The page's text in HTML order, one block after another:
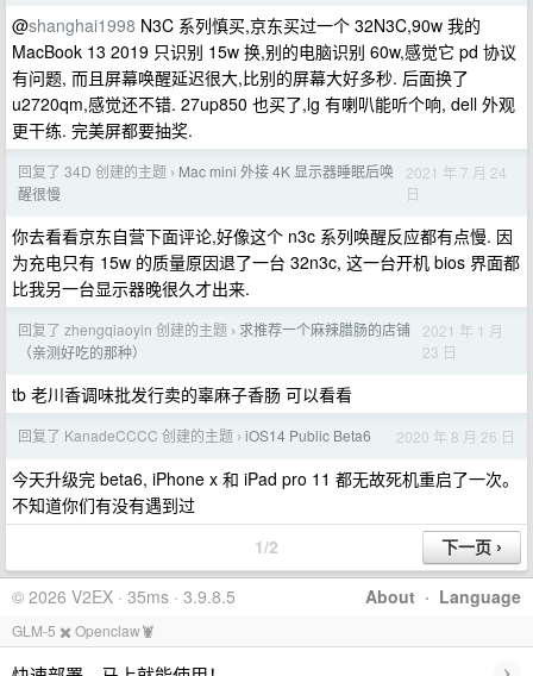
@shanghai1998 N3C 系列慎买,京东买过一个 32N3C,90w 我的
MacBook 13 2019 只识别 15w 换,别的电脑识别 60w,感觉它 pd 协议
有问题, 而且屏幕唤醒延迟很大,比别的屏幕大好多秒. 后面换了
u2720qm,感觉还不错. 27up850 也买了,lg 有喇叭能听个响, dell 外观
更干练. 完美屏都要抽奖.
回复了 34D 创建的主题 › Mac mini 外接 4K 显示器睡眠后唤
醒很慢
2021 年 7 月 24
日
你去看看京东自营下面评论,好像这个 n3c 系列唤醒反应都有点慢. 因
为充电只有 15w 的质量原因退了一台 32n3c, 这一台开机 bios 界面都
比我另一台显示器晚很久才出来.
回复了 zhengqiaoyin 创建的主题 › 求推荐一个麻辣腊肠的店铺
（亲测好吃的那种）
2021 年 1 月
23 日
tb 老川香调味批发行卖的辜麻子香肠 可以看看
回复了 KanadeCCCC 创建的主题 › iOS14 Public Beta6 2020 年 8 月 26 日
今天升级完 beta6, iPhone x 和 iPad pro 11 都无故死机重启了一次。
不知道你们有没有遇到过
1/2
About · Language
© 2026 V2EX · 35ms · 3.9.8.5
GLM-5 ✖️ Openclaw🦞